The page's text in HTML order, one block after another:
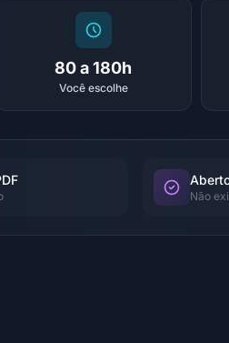
80 a 180h
Você escolhe
Não